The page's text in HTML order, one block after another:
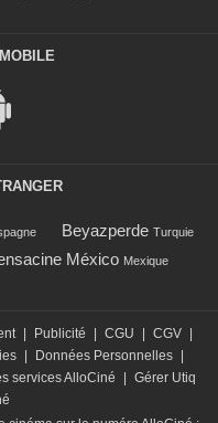
Beyazperde Turquie
México Mexique
Publicité CGU CGV
Données Personnelles
services AlloCiné
Gérer Utiq